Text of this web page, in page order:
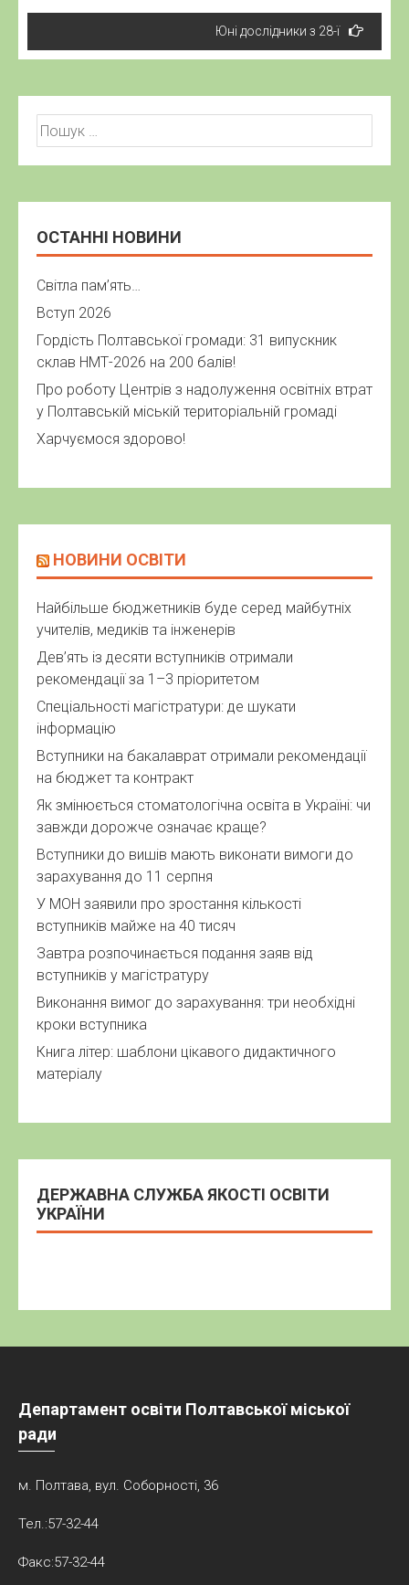
Юні дослідники з 28-ї
Пошук:
ОСТАННІ НОВИНИ
Світла пам’ять…
Вступ 2026
Гордість Полтавської громади: 31 випускник
склав НМТ-2026 на 200 балів!
Про роботу Центрів з надолуження освітніх втрат
у Полтавській міській територіальній громаді
Харчуємося здорово!
НОВИНИ ОСВІТИ
Найбільше бюджетників буде серед майбутніх
учителів, медиків та інженерів
Дев’ять із десяти вступників отримали
рекомендації за 1–3 пріоритетом
Спеціальності магістратури: де шукати
інформацію
Вступники на бакалаврат отримали рекомендації
на бюджет та контракт
Як змінюється стоматологічна освіта в Україні: чи
завжди дорожче означає краще?
Вступники до вишів мають виконати вимоги до
зарахування до 11 серпня
У МОН заявили про зростання кількості
вступників майже на 40 тисяч
Завтра розпочинається подання заяв від
вступників у магістратуру
Виконання вимог до зарахування: три необхідні
кроки вступника
Книга літер: шаблони цікавого дидактичного
матеріалу
ДЕРЖАВНА СЛУЖБА ЯКОСТІ ОСВІТИ
УКРАЇНИ
Департамент освіти Полтавської міської
ради
м. Полтава, вул. Соборності, 36
Тел.:57-32-44
Факс:57-32-44